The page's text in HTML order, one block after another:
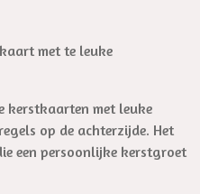
met te leuke
kerstkaarten met leuke
op de achterzijde. Het
een persoonlijke kerstgroet